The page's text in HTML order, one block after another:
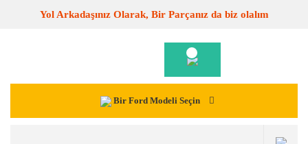
Yol Arkadaşınız Olarak, Bir Parçanız da biz olalım
Bir Ford Modeli Seçin